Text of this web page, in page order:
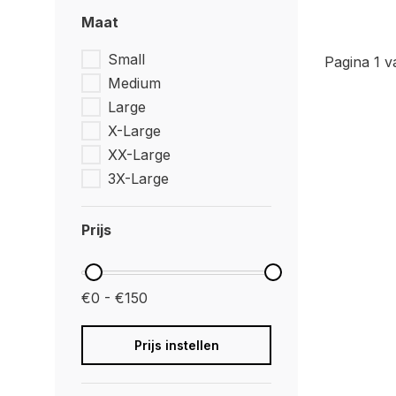
Maat
Small
Medium
Large
X-Large
XX-Large
3X-Large
Prijs
€0 - €150
Prijs instellen
Pagina 1